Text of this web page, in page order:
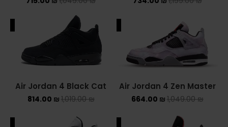
ADIDAS SAMBA
ADIDAS SL 72
ADIDAS SPEZIAL
AIR JORDAN
AIR JORDAN 1 HIGH
Air Jordan 4 Zen Master
1,049.00₪
664.00 ₪
Air Jordan 4 Black Cat
1,019.00₪
814.00 ₪